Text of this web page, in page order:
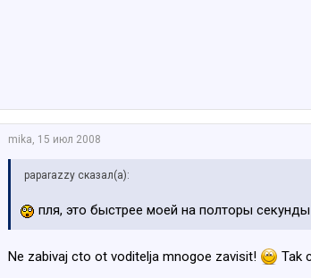
mika, 15 июл 2008
paparazzy сказал(а):
пля, это быстрее моей на полторы секунды
Ne zabivaj cto ot voditelja mnogoe zavisit! Tak